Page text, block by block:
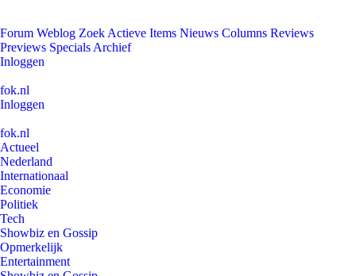
Forum Weblog Zoek Actieve Items Nieuws Columns Reviews
Previews Specials Archief
Inloggen
fok.nl
Inloggen
fok.nl
Actueel
Nederland
Internationaal
Economie
Politiek
Tech
Showbiz en Gossip
Opmerkelijk
Entertainment